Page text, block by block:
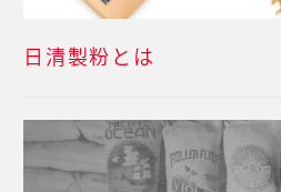
日清製粉とは